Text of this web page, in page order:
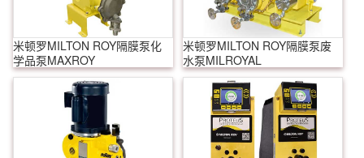
米顿罗MILTON ROY隔膜泵化
学品泵MAXROY
米顿罗MILTON ROY隔膜泵废
水泵MILROYAL